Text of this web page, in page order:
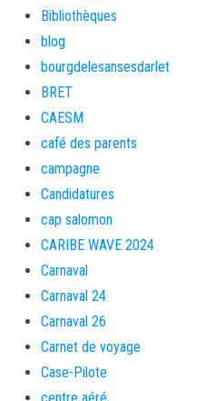
Bibliothèques
blog
bourgdelesansesdarlet
BRET
CAESM
café des parents
campagne
Candidatures
cap salomon
CARIBE WAVE 2024
Carnaval
Carnaval 24
Carnaval 26
Carnet de voyage
Case-Pilote